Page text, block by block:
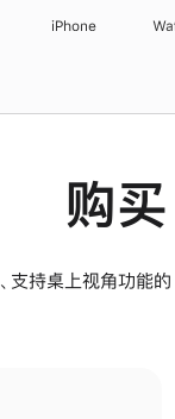
iPhone
购
支持桌上视角功能